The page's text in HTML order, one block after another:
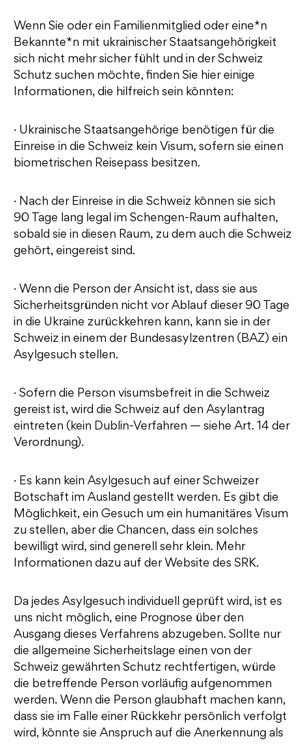
Wenn Sie oder ein Familienmitglied oder eine*n
Bekannte*n mit ukrainischer Staatsangehörigkeit
sich nicht mehr sicher fühlt und in der Schweiz
Schutz suchen möchte, finden Sie hier einige
Informationen, die hilfreich sein könnten:
· Ukrainische Staatsangehörige benötigen für die
Einreise in die Schweiz kein Visum, sofern sie einen
biometrischen Reisepass besitzen.
· Nach der Einreise in die Schweiz können sie sich
90 Tage lang legal im Schengen-Raum aufhalten,
sobald sie in diesen Raum, zu dem auch die Schweiz
gehört, eingereist sind.
· Wenn die Person der Ansicht ist, dass sie aus
Sicherheitsgründen nicht vor Ablauf dieser 90 Tage
in die Ukraine zurückkehren kann, kann sie in der
Schweiz in einem der Bundesasylzentren (BAZ) ein
Asylgesuch stellen.
· Sofern die Person visumsbefreit in die Schweiz
gereist ist, wird die Schweiz auf den Asylantrag
eintreten (kein Dublin-Verfahren — siehe Art. 14 der
Verordnung).
· Es kann kein Asylgesuch auf einer Schweizer
Botschaft im Ausland gestellt werden. Es gibt die
Möglichkeit, ein Gesuch um ein humanitäres Visum
zu stellen, aber die Chancen, dass ein solches
bewilligt wird, sind generell sehr klein. Mehr
Informationen dazu auf der Website des SRK.
Da jedes Asylgesuch individuell geprüft wird, ist es
uns nicht möglich, eine Prognose über den
Ausgang dieses Verfahrens abzugeben. Sollte nur
die allgemeine Sicherheitslage einen von der
Schweiz gewährten Schutz rechtfertigen, würde
die betreffende Person vorläufig aufgenommen
werden. Wenn die Person glaubhaft machen kann,
dass sie im Falle einer Rückkehr persönlich verfolgt
wird, könnte sie Anspruch auf die Anerkennung als